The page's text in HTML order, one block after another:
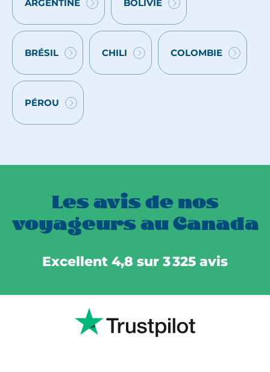
VOYAGES
ARGENTINE
VOYAGES
BOLIVIE
VOYAGES
BRÉSIL
VOYAGES
CHILI
VOYAGES
COLOMBIE
VOYAGES
PÉROU
Les avis de nos
voyageurs au Canada
Excellent 4,8 sur 3 325 avis